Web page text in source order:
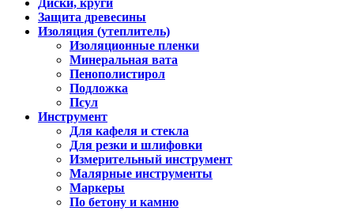
Диски, круги
Защита древесины
Изоляция (утеплитель)
Изоляционные пленки
Минеральная вата
Пенополистирол
Подложка
Псул
Инструмент
Для кафеля и стекла
Для резки и шлифовки
Измерительный инструмент
Малярные инструменты
Маркеры
По бетону и камню